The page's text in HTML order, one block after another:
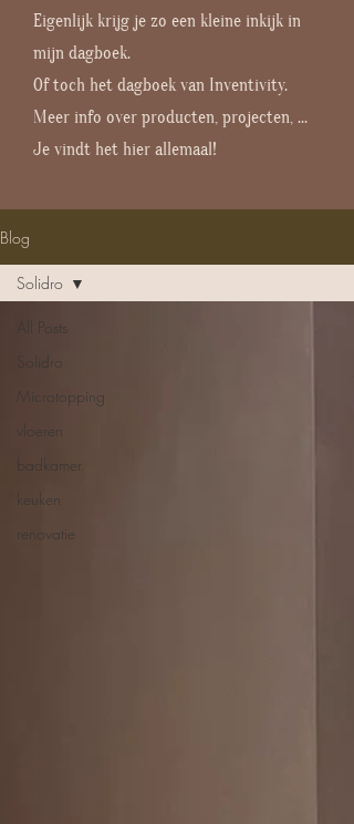
Eigenlijk krijg je zo een kleine inkijk in
mijn dagboek.
Of toch het dagboek van Inventivity.
Meer info over producten, projecten, ...
Je vindt het hier allemaal!
Blog
All Posts
Solidro
Microtopping
vloeren
badkamer
keuken
renovatie
Solidro